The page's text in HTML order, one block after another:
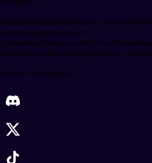
robloxmetmetaversomuseo metropolitano
aumentadajuegosavatar
virtual artecolaboraciónreplicaverizon
arteinteraccióntecnologíajóvenes
Join our community